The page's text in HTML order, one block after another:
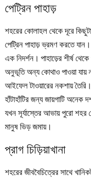
পেট্রিন পাহাড়
শহরের কোলাহল থেকে দূরে
পেট্রিন পাহাড় ভ্রমণ করতে যান।
এক নিদর্শন। পাহাড়ের শীর্ষ
অনুভূতি অন্য কোথাও পাওয়া যায়
আইফেল টাওয়ারের নকশায়
হাঁটাহাঁটির জন্য জায়গাটি অনেক
যখন সূর্যাস্তের আভায় পুরো শহর
মানুষ ভিড় জমায়।
প্রাগ চিড়িয়াখানা
শহরের জীববৈচিত্রের সাথে